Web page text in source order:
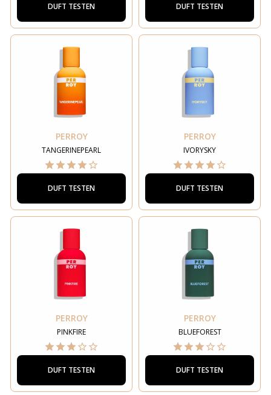
DUFT TESTEN DUFT TESTEN
PERROY
TANGERINEPEARL
DUFT TESTEN
PERROY
IVORYSKY
DUFT TESTEN
PERROY
PINKFIRE
DUFT TESTEN
PERROY
BLUEFOREST
DUFT TESTEN